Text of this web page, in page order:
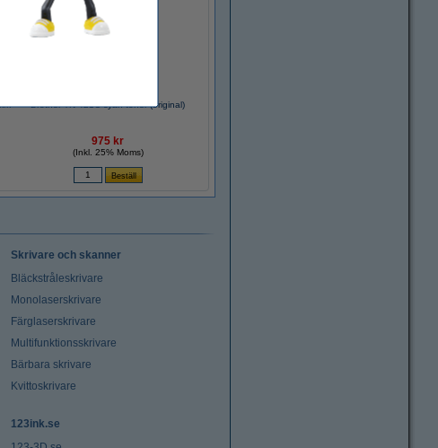
Brother TN-421C cyan toner (original)
975 kr
(Inkl. 25% Moms)
Skrivare och skanner
Bläckstråleskrivare
Monolaserskrivare
Färglaserskrivare
Multifunktionsskrivare
Bärbara skrivare
Kvittoskrivare
123ink.se